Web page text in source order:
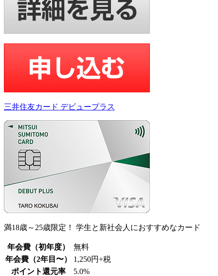
三井住友カード デビュープラス
満18歳～25歳限定！ 学生と新社会人におすすめなカード
年会費（初年度）
無料
年会費（2年目〜）
1,250円+税
ポイント還元率
5.0%